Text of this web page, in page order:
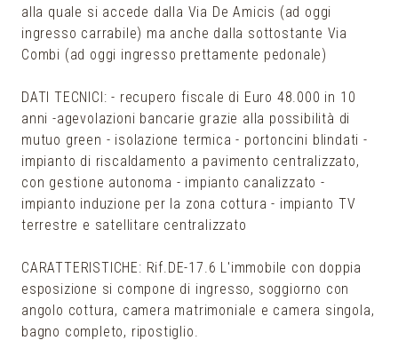
alla quale si accede dalla Via De Amicis (ad oggi
ingresso carrabile) ma anche dalla sottostante Via
Combi (ad oggi ingresso prettamente pedonale)
DATI TECNICI: - recupero fiscale di Euro 48.000 in 10
anni -agevolazioni bancarie grazie alla possibilità di
mutuo green - isolazione termica - portoncini blindati -
impianto di riscaldamento a pavimento centralizzato,
con gestione autonoma - impianto canalizzato -
impianto induzione per la zona cottura - impianto TV
terrestre e satellitare centralizzato
CARATTERISTICHE: Rif.DE-17.6 L'immobile con doppia
esposizione si compone di ingresso, soggiorno con
angolo cottura, camera matrimoniale e camera singola,
bagno completo, ripostiglio.